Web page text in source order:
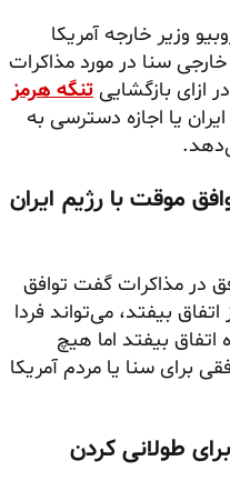
وزیر خارجه آمریکا
سنا در مورد مذاکرات
ازای بازگشایی تنگه هرمز
یا اجازه دسترسی به
موقت با رژیم ایران
در مذاکرات گفت توافق
بیفتد، می‌تواند فردا
اتفاق بیفتد اما هیچ
برای سنا یا مردم آمریکا
طولانی کردن